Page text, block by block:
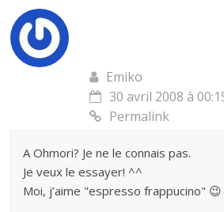
Emiko
30 avril 2008 à
Permalink
A Ohmori? Je ne le connais pas.
Je veux le essayer! ^^
Moi, j’aime "espresso frappucino" 😉